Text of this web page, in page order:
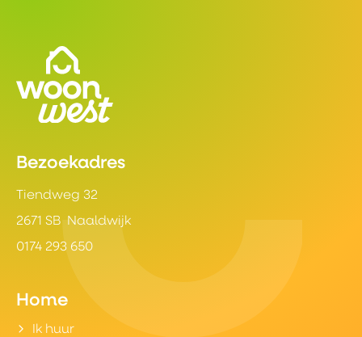
Contactinformatie
Bezoekadres
Tiendweg 32
2671 SB Naaldwijk
0174 293 650
Home
Ik huur